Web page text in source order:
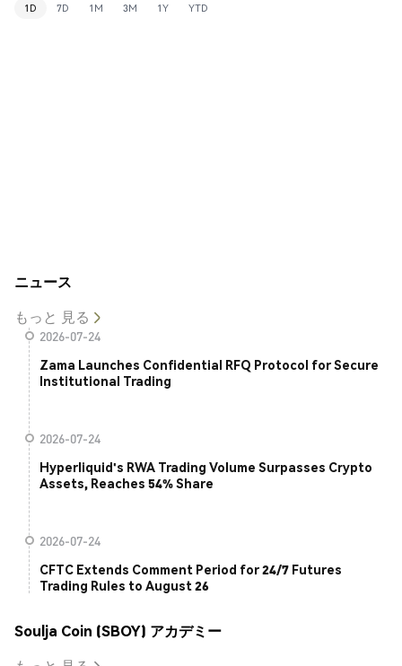
1D 7D 1M 3M 1Y YTD
ニュース
もっと 見る
2026-07-24
Zama Launches Confidential RFQ Protocol for Secure
Institutional Trading
2026-07-24
Hyperliquid's RWA Trading Volume Surpasses Crypto
Assets, Reaches 54% Share
2026-07-24
CFTC Extends Comment Period for 24/7 Futures
Trading Rules to August 26
Soulja Coin (SBOY) アカデミー